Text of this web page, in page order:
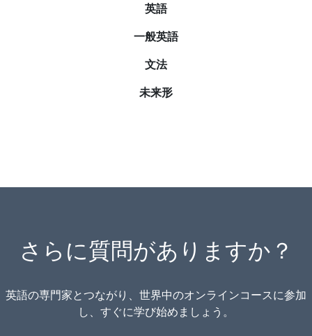
英語
一般英語
文法
未来形
さらに質問がありますか？
英語の専門家とつながり、世界中のオンラインコースに参加
し、すぐに学び始めましょう。